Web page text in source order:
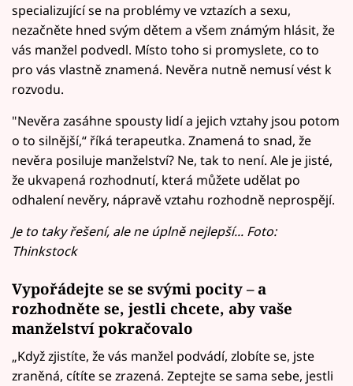
specializující se na problémy ve vztazích a sexu,
nezačněte hned svým dětem a všem známým hlásit, že
vás manžel podvedl. Místo toho si promyslete, co to
pro vás vlastně znamená. Nevěra nutně nemusí vést k
rozvodu.
"Nevěra zasáhne spousty lidí a jejich vztahy jsou potom
o to silnější,“ říká terapeutka. Znamená to snad, že
nevěra posiluje manželství? Ne, tak to není. Ale je jisté,
že ukvapená rozhodnutí, která můžete udělat po
odhalení nevěry, nápravě vztahu rozhodně neprospějí.
Je to taky řešení, ale ne úplně nejlepší... Foto:
Thinkstock
Vypořádejte se se svými pocity – a
rozhodněte se, jestli chcete, aby vaše
manželství pokračovalo
„Když zjistíte, že vás manžel podvádí, zlobíte se, jste
zraněná, cítíte se zrazená. Zeptejte se sama sebe, jestli